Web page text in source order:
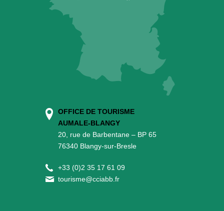
OFFICE DE TOURISME
AUMALE-BLANGY
20, rue de Barbentane – BP 65
76340 Blangy-sur-Bresle
+33 (0)2 35 17 61 09
tourisme@cciabb.fr